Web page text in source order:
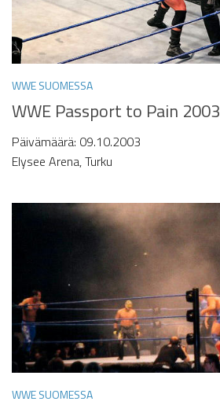
WWE SUOMESSA
WWE Passport to Pain 2003
Päivämäärä: 09.10.2003
Elysee Arena, Turku
WWE SUOMESSA